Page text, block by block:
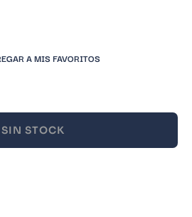
SIN STOCK